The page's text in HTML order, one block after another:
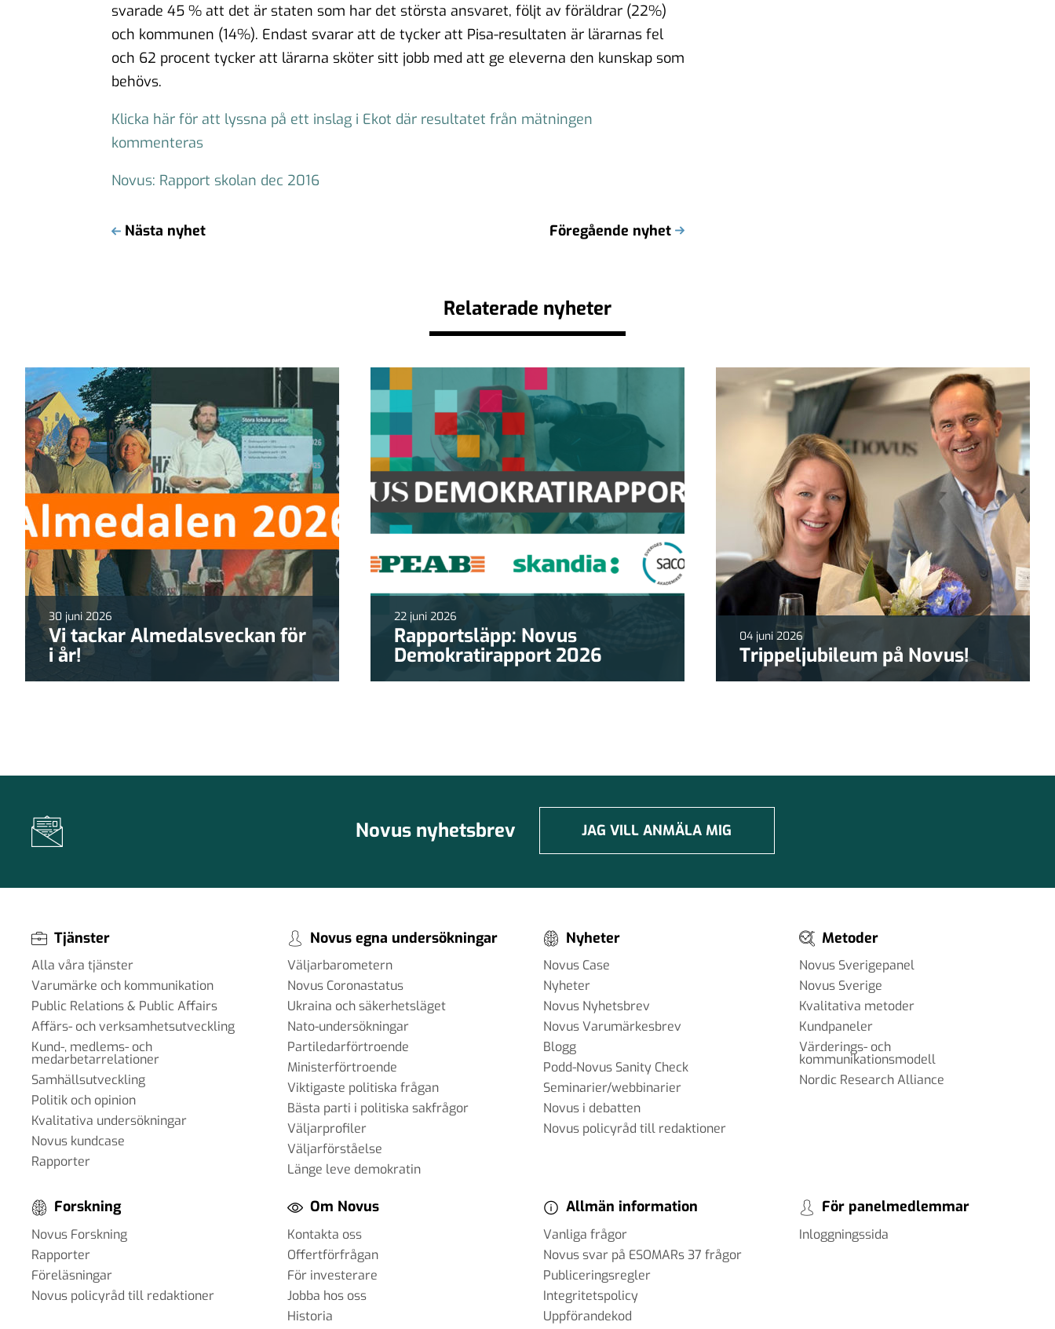
svarade 45 % att det är staten som har det största ansvaret, följt av föräldrar (22%)
och kommunen (14%). Endast svarar att de tycker att Pisa-resultaten är lärarnas fel
och 62 procent tycker att lärarna sköter sitt jobb med att ge eleverna den kunskap som
behövs.
Klicka här för att lyssna på ett inslag i Ekot där resultatet från mätningen
kommenteras
Novus: Rapport skolan dec 2016
Nästa nyhet Föregående nyhet
Relaterade nyheter
30 juni 2026
Vi tackar Almedalsveckan för
i år!
22 juni 2026
Rapportsläpp: Novus
Demokratirapport 2026
04 juni 2026
Trippeljubileum på Novus!
Novus nyhetsbrev JAG VILL ANMÄLA MIG
Tjänster
Alla våra tjänster
Varumärke och kommunikation
Public Relations & Public Affairs
Affärs- och verksamhetsutveckling
Kund-, medlems- och
medarbetarrelationer
Samhällsutveckling
Politik och opinion
Kvalitativa undersökningar
Novus kundcase
Rapporter
Novus egna undersökningar
Väljarbarometern
Novus Coronastatus
Ukraina och säkerhetsläget
Nato-undersökningar
Partiledarförtroende
Ministerförtroende
Viktigaste politiska frågan
Bästa parti i politiska sakfrågor
Väljarprofiler
Väljarförståelse
Länge leve demokratin
Nyheter
Novus Case
Nyheter
Novus Nyhetsbrev
Novus Varumärkesbrev
Blogg
Podd-Novus Sanity Check
Seminarier/webbinarier
Novus i debatten
Novus policyråd till redaktioner
Metoder
Novus Sverigepanel
Novus Sverige
Kvalitativa metoder
Kundpaneler
Värderings- och
kommunikationsmodell
Nordic Research Alliance
Forskning
Novus Forskning
Rapporter
Föreläsningar
Novus policyråd till redaktioner
Om Novus
Kontakta oss
Offertförfrågan
För investerare
Jobba hos oss
Historia
Allmän information
Vanliga frågor
Novus svar på ESOMARs 37 frågor
Publiceringsregler
Integritetspolicy
Uppförandekod
För panelmedlemmar
Inloggningssida